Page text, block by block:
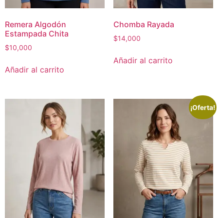
Remera Algodón
Estampada Chita
$10,000
Añadir al carrito
Chomba Rayada
$14,000
Añadir al carrito
¡Oferta!